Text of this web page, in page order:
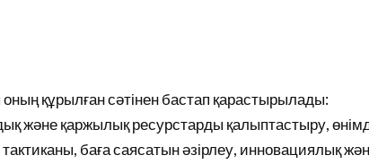
құрылған сәтінен бастап қарастырылады:
және қаржылық ресурстарды қалыптастыру,
баға саясатын әзірлеу, инновациялық